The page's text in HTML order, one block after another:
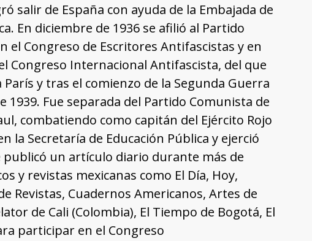
salir de España con ayuda de la Embajada de
En diciembre de 1936 se afilió al Partido
el Congreso de Escritores Antifascistas y en
Congreso Internacional Antifascista, del que
y tras el comienzo de la Segunda Guerra
1939. Fue separada del Partido Comunista de
combatiendo como capitán del Ejército Rojo
la Secretaría de Educación Pública y ejerció
publicó un artículo diario durante más de
y revistas mexicanas como El Día, Hoy,
Revistas, Cuadernos Americanos, Artes de
de Cali (Colombia), El Tiempo de Bogotá, El
participar en el Congreso